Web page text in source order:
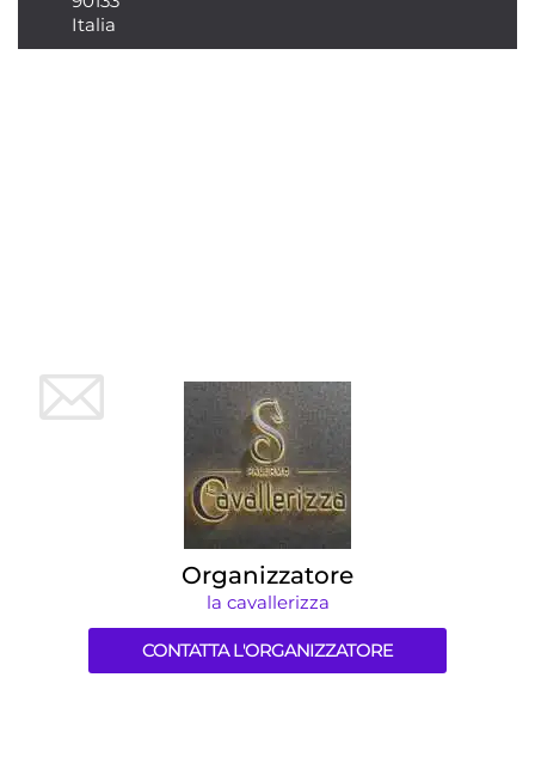
Italia
Organizzatore
la cavallerizza
CONTATTA L'ORGANIZZATORE